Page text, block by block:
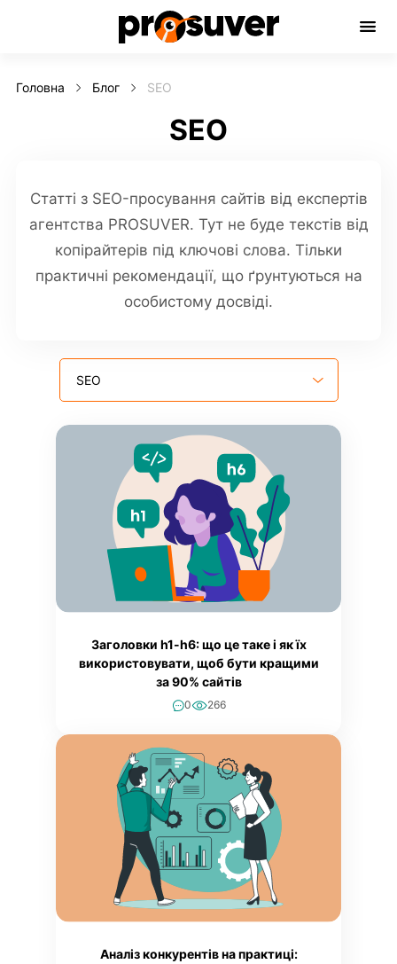
Послуги
Про нас
Кейси
Контакти
+38(097) 404 30 30
UARU
Головна Блог SEO
SEO
Статті з SEO-просування сайтів від експертів
агентства PROSUVER. Тут не буде текстів від
копірайтерів під ключові слова. Тільки
практичні рекомендації, що ґрунтуються на
особистому досвіді.
SEO
Контент-маркетинг
Технічні питання
Заголовки h1-h6: що це таке і як їх
використовувати, щоб бути кращими
за 90% сайтів
0 266
Аналіз конкурентів на практиці:
Бажаєте працювати з нами або
Надішліть нам заявку
Натискаючи кнопку "Надіслати заявку", ви даєте згоду
конфіденційності
Надіслати заявку